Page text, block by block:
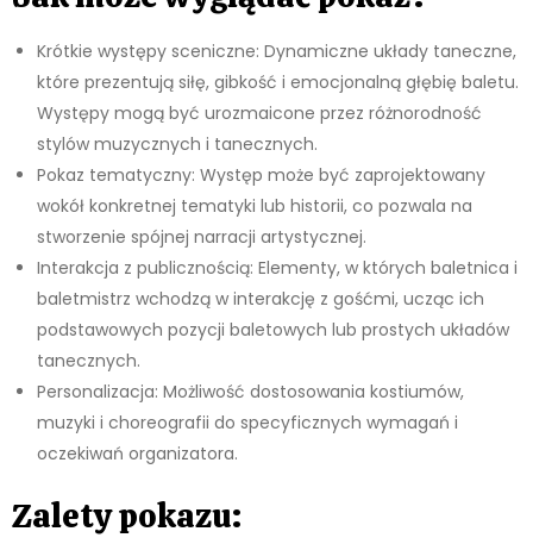
Krótkie występy sceniczne: Dynamiczne układy taneczne,
które prezentują siłę, gibkość i emocjonalną głębię baletu.
Występy mogą być urozmaicone przez różnorodność
stylów muzycznych i tanecznych.
Pokaz tematyczny: Występ może być zaprojektowany
wokół konkretnej tematyki lub historii, co pozwala na
stworzenie spójnej narracji artystycznej.
Interakcja z publicznością: Elementy, w których baletnica i
baletmistrz wchodzą w interakcję z gośćmi, ucząc ich
podstawowych pozycji baletowych lub prostych układów
tanecznych.
Personalizacja: Możliwość dostosowania kostiumów,
muzyki i choreografii do specyficznych wymagań i
oczekiwań organizatora.
Zalety pokazu: